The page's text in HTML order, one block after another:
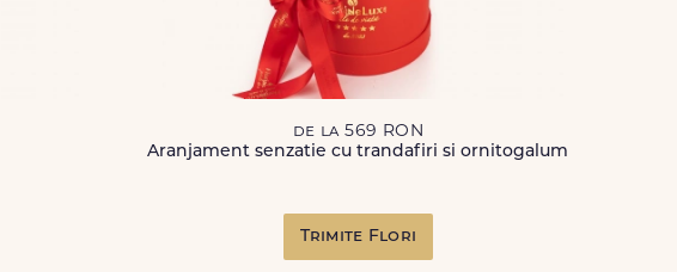
de la 569 RON
Aranjament senzatie cu trandafiri si ornitogalum
Trimite Flori